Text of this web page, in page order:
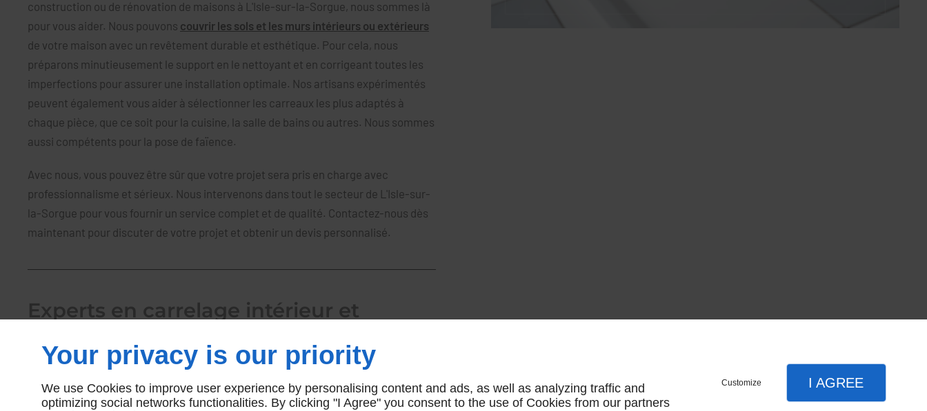
construction ou de rénovation de maisons à L'Isle-sur-la-Sorgue, nous sommes là
pour vous aider. Nous pouvons couvrir les sols et les murs intérieurs ou extérieurs
de votre maison avec un revêtement durable et esthétique. Pour cela, nous
préparons minutieusement le support en le nettoyant et en corrigeant toutes les
imperfections pour assurer une installation optimale. Nos artisans expérimentés
peuvent également vous aider à sélectionner les carreaux les plus adaptés à
chaque pièce, que ce soit pour la cuisine, la salle de bains ou autres. Nous sommes
aussi compétents pour la pose de faïence.
Avec nous, vous pouvez être sûr que votre projet sera pris en charge avec
professionnalisme et sérieux. Nous intervenons dans tout le secteur de L'Isle-sur-
la-Sorgue pour vous fournir un service complet et de qualité. Contactez-nous dès
maintenant pour discuter de votre projet et obtenir un devis personnalisé.
Experts en carrelage intérieur et
Forts de plus de 20 ans d'expérience dans la pose de carrelage, nous avons su
satisfaire de nombreux clients à L'Isle-sur-la-Sorgue. Confiez-nous la pose ou la
Your privacy is our priority
We use Cookies to improve user experience by personalising content and ads, as well as analyzing traffic and
optimizing social networks functionalities. By clicking "I Agree" you consent to the use of Cookies from our partners
Customize I AGREE